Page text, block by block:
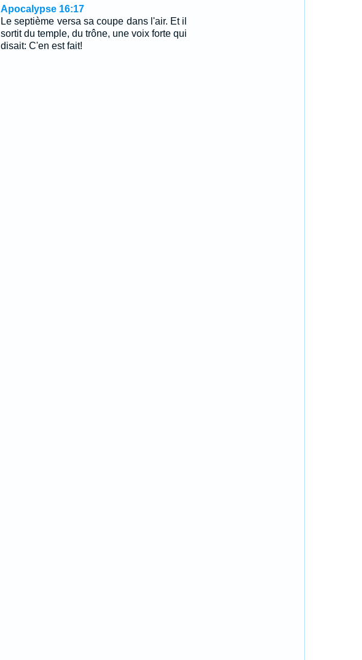
Apocalypse 16:17
Le septième versa sa coupe dans l'air. Et il
sortit du temple, du trône, une voix forte qui
disait: C'en est fait!